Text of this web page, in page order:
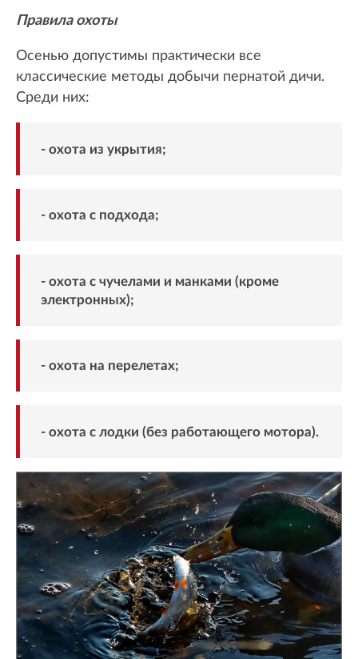
Правила охоты
Осенью допустимы практически все
классические методы добычи пернатой дичи.
Среди них:
- охота из укрытия;
- охота с подхода;
- охота с чучелами и манками (кроме
электронных);
- охота на перелетах;
- охота с лодки (без работающего мотора).